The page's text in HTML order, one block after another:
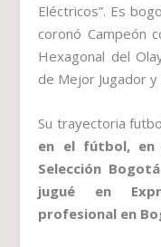
Eléctricos”. Es
coronó Campeón
Hexagonal del
de Mejor Jugador y
Su trayectoria
en el fútbol, en
Selección
jugué en
profesional en